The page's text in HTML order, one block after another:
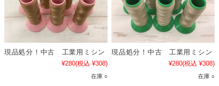
現品処分！中古 工業用ミシン
¥280(税込 ¥308)
在庫 ○
現品処分！中古 工業用ミシン
¥280(税込 ¥308)
在庫 ○